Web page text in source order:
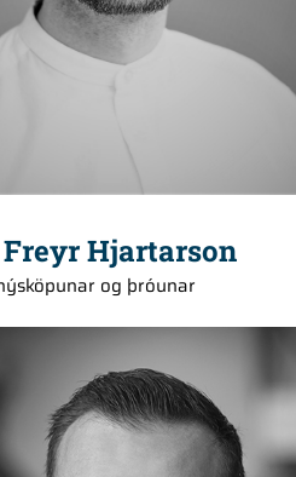
Hjartarson
og þróunar